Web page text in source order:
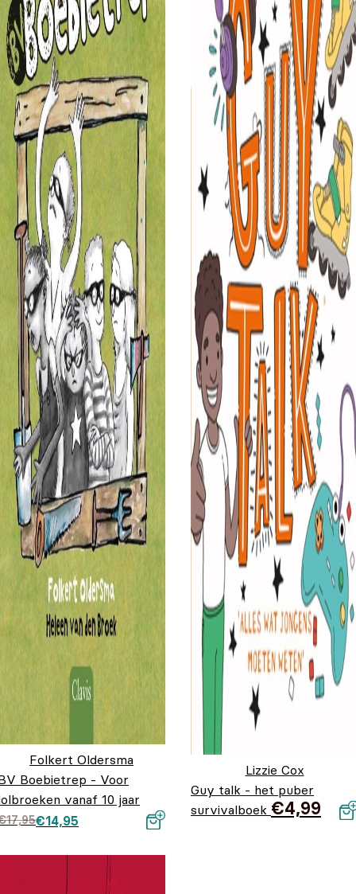
Folkert Oldersma
Boebietrep - Voor
vanaf 10 jaar
17,95
prijs
€14,95
prijs is:
Lizzie Cox
Guy talk - het puber
survivalboek €4,99